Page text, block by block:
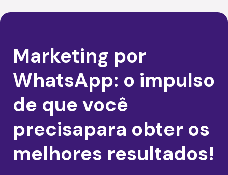
Marketing por
WhatsApp: o impulso
de que você
precisapara obter os
melhores resultados!